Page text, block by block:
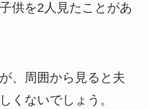
供を2人見たことがあ
、周囲から見ると夫
くないでしょう。